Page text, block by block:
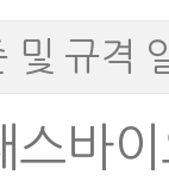
및 규
스바